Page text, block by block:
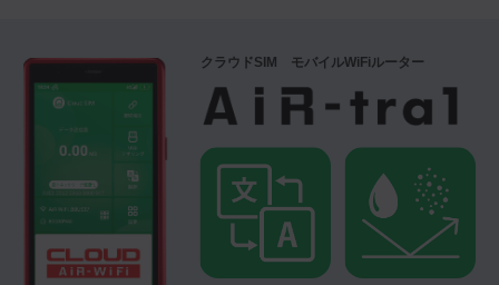
クラウドSIM モバイルWiFiルーター